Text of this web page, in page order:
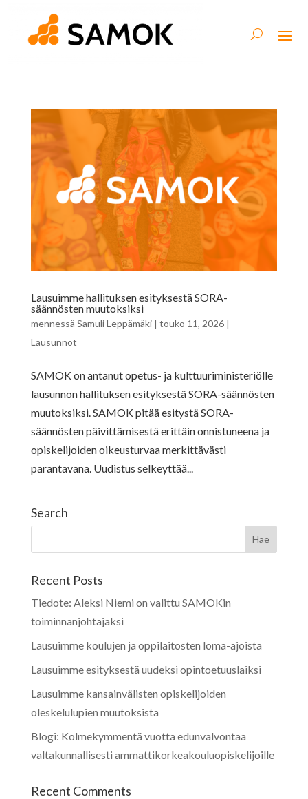
Lausuimme hallituksen esityksestä SORA-
säännösten muutoksiksi
mennessä Samuli Leppämäki| touko 11, 2026|
Lausunnot
SAMOK on antanut opetus- ja kulttuuriministeriölle
lausunnon hallituksen esityksestä SORA-säännösten
muutoksiksi. SAMOK pitää esitystä SORA-
säännösten päivittämisestä erittäin onnistuneena ja
opiskelijoiden oikeusturvaa merkittävästi
parantavana. Uudistus selkeyttää...
Search
Recent Posts
Tiedote: Aleksi Niemi on valittu SAMOKin
toiminnanjohtajaksi
Lausuimme koulujen ja oppilaitosten loma-ajoista
Lausuimme esityksestä uudeksi opintoetuuslaiksi
Lausuimme kansainvälisten opiskelijoiden
oleskelulupien muutoksista
Blogi: Kolmekymmentä vuotta edunvalvontaa
valtakunnallisesti ammattikorkeakouluopiskelijoille
Recent Comments